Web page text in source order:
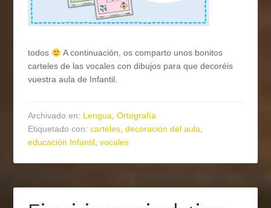
todos
A continuación, os comparto unos bonitos
carteles de las vocales con dibujos para que decoréis
vuestra aula de Infantil.
Archivado en: Lengua,Ortografía
Etiquetado con:carteles,decoración del aula,
educación Infantil,vocales